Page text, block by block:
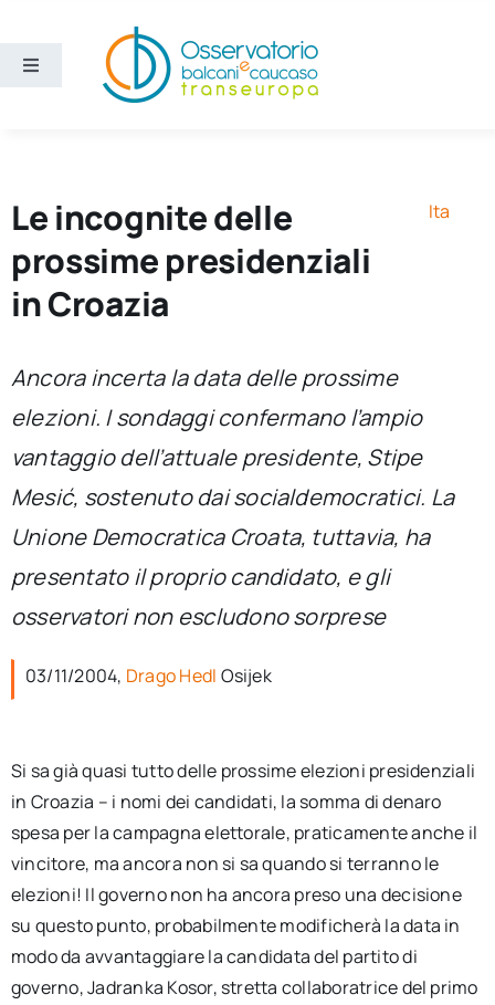
contenuto
Toggle
Ricerca e divulgazione
Chi siamo
Cerca
per:
Newsletter
Le incognite delle
prossime presidenziali
in Croazia
Ita
Ancora incerta la data delle prossime
elezioni. I sondaggi confermano l’ampio
vantaggio dell’attuale presidente, Stipe
Mesić, sostenuto dai socialdemocratici. La
Unione Democratica Croata, tuttavia, ha
presentato il proprio candidato, e gli
osservatori non escludono sorprese
03/11/2004, Drago Hedl Osijek
Si sa già quasi tutto delle prossime elezioni presidenziali
in Croazia – i nomi dei candidati, la somma di denaro
spesa per la campagna elettorale, praticamente anche il
vincitore, ma ancora non si sa quando si terranno le
elezioni! Il governo non ha ancora preso una decisione
su questo punto, probabilmente modificherà la data in
modo da avvantaggiare la candidata del partito di
governo, Jadranka Kosor, stretta collaboratrice del primo